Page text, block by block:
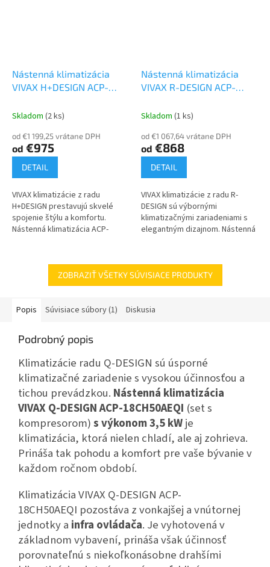
Nástenná klimatizácia
VIVAX H+DESIGN ACP-
kompresorom
Skladom (2 ks)
od €1 199,25 vrátane DPH
od €975
DETAIL
VIVAX klimatizácie z radu
H+DESIGN prestavujú skvelé
spojenie štýlu a komfortu.
Nástenná klimatizácia ACP-
je k dispozícii v rôznych...
Nástenná klimatizácia
VIVAX R-DESIGN ACP-
kompresorom
Skladom (1 ks)
od €1 067,64 vrátane DPH
od €868
DETAIL
VIVAX klimatizácie z radu R-
DESIGN sú výbornými
klimatizačnými zariadeniami s
elegantným dizajnom. Nástenná
kompresorom) s výkonom 5...
ZOBRAZIŤ VŠETKY SÚVISIACE PRODUKTY
Popis Súvisiace súbory (1) Diskusia
Podrobný popis
Klimatizácie radu Q-DESIGN sú úsporné
klimatizačné zariadenie s vysokou účinnosťou a
tichou prevádzkou. Nástenná klimatizácia
VIVAX Q-DESIGNACP-18CH50AEQI (set s
kompresorom)s výkonom 3,5 kWje
klimatizácia, ktorá nielen chladí, ale aj zohrieva.
Prináša tak pohodu a komfort pre vaše bývanie v
každom ročnom období.
Klimatizácia VIVAX Q-DESIGN ACP-
18CH50AEQI pozostáva z vonkajšej a vnútornej
jednotky a infra ovládača. Je vyhotovená v
základnom vybavení, prináša však účinnosť
porovnateľnú s niekoľkonásobne drahšími